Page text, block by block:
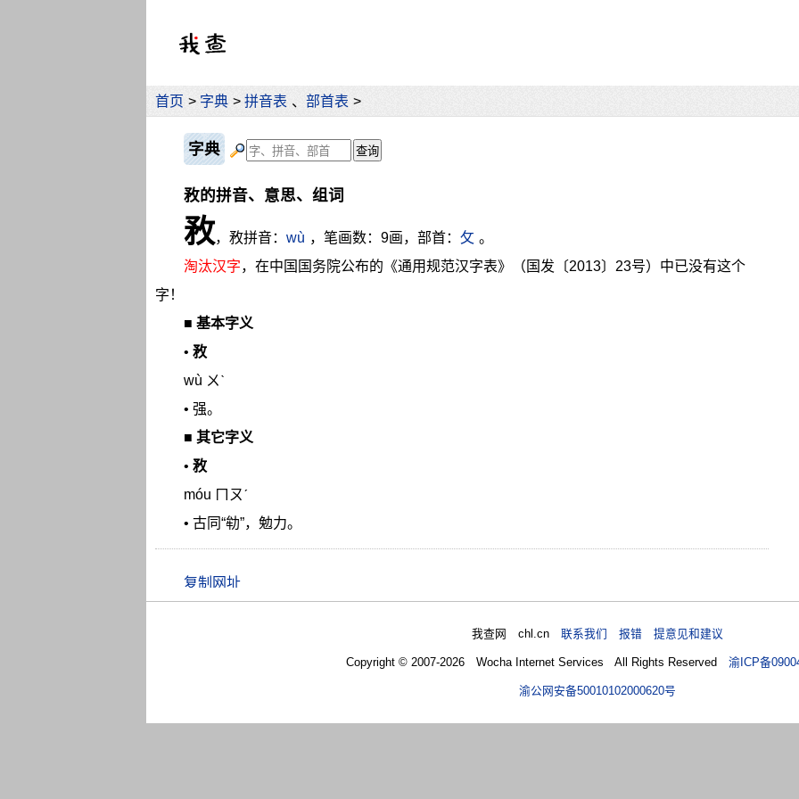
首页 > 字典 > 拼音表 、 部首表 >
字典
敄的拼音、意思、组词
敄，敄拼音： wù ，笔画数：9画，部首： 攵 。
淘汰汉字，在中国国务院公布的《通用规范汉字表》（国发〔2013〕23号）中已没有这个
字！
■ 基本字义
• 敄
wù ㄨˋ
• 强。
■ 其它字义
• 敄
móu ㄇㄡˊ
• 古同“劺”，勉力。
我查网 chl.cn联系我们 报错 提意见和建议
Copyright © 2007-2026 Wocha Internet Services All Rights Reserved渝ICP备
渝公网安备50010102000620号